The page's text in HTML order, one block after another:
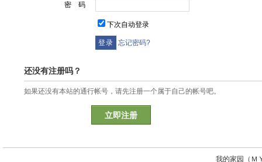
密 码
下次自动登录
忘记密码?
还没有注册吗？
如果还没有本站的通行帐号，请先注册一个属于自己的帐号吧。
立即注册
我的家园（